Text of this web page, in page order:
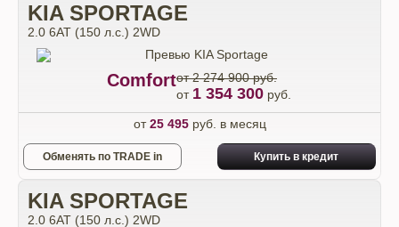
KIA SPORTAGE
2.0 6АТ (150 л.с.) 2WD
Comfortот 2 274 900 руб.
от 1 354 300 руб.
от25 495руб. в месяц
Обменять по TRADE in Купить в кредит
KIA SPORTAGE
2.0 6АТ (150 л.с.) 2WD